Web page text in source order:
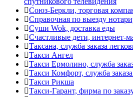
Союз-Беркли, торговая
Справочная по выезду
Суши Wok, доставка еды
Счастливые дети, интернет-
Таксана, служба заказа
Такси Ангел
Такси Ермолино, служба
Такси Комфорт, служба
Такси Рикша
Такси-Гарант, фирма по